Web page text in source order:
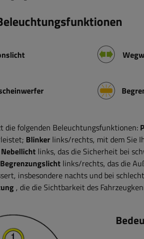
folgenden Beleuchtungsfunktionen:
Blinker links/rechts, mit dem Sie
Nebellicht links, das die Sicherheit bei
Begrenzungslicht links/rechts, das die
insbesondere nachts und bei
, die die Sichtbarkeit des